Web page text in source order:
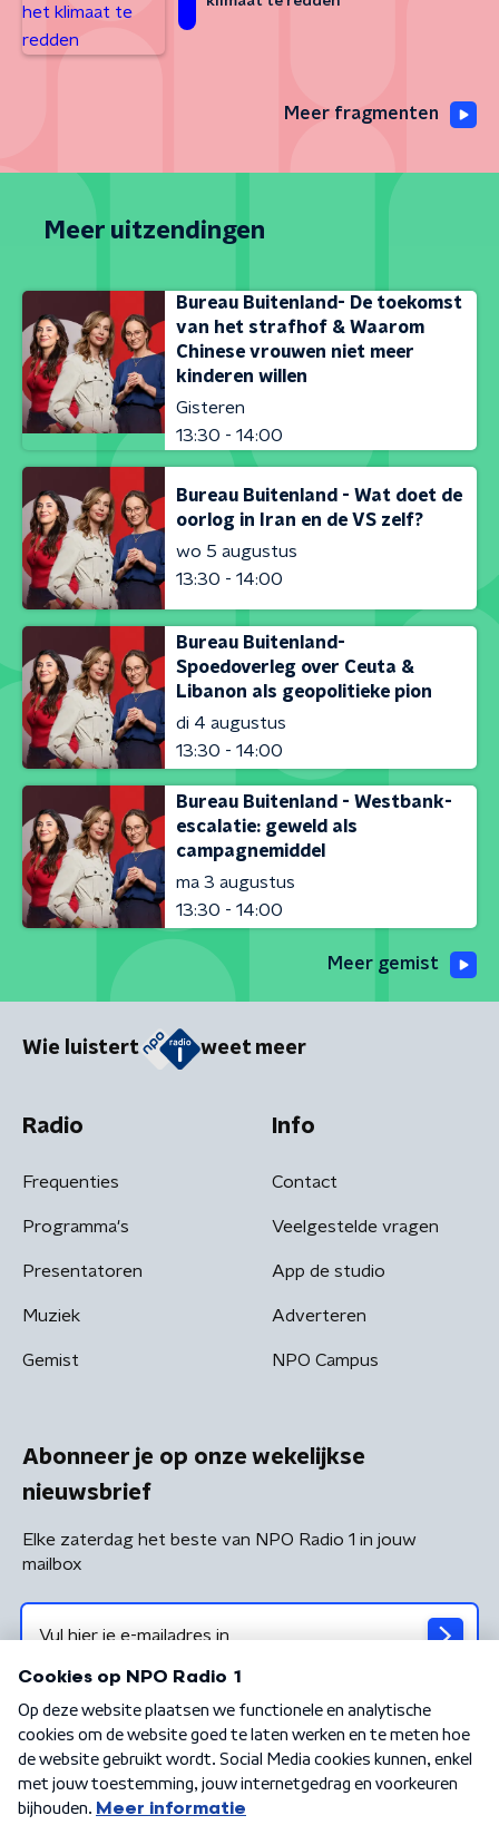
Meer fragmenten
Meer uitzendingen
Bureau Buitenland- De toekomst
van het strafhof & Waarom
Chinese vrouwen niet meer
kinderen willen
Gisteren
13:30 - 14:00
Bureau Buitenland - Wat doet de
oorlog in Iran en de VS zelf?
wo 5 augustus
13:30 - 14:00
Bureau Buitenland-
Spoedoverleg over Ceuta &
Libanon als geopolitieke pion
di 4 augustus
13:30 - 14:00
Bureau Buitenland - Westbank-
escalatie: geweld als
campagnemiddel
ma 3 augustus
13:30 - 14:00
Meer gemist
Wie luistert weet meer
Radio
Frequenties
Programma's
Presentatoren
Muziek
Gemist
Info
Contact
Veelgestelde vragen
App de studio
Adverteren
NPO Campus
Abonneer je op onze wekelijkse
nieuwsbrief
Elke zaterdag het beste van NPO Radio 1 in jouw
mailbox
Algemene voorwaarden